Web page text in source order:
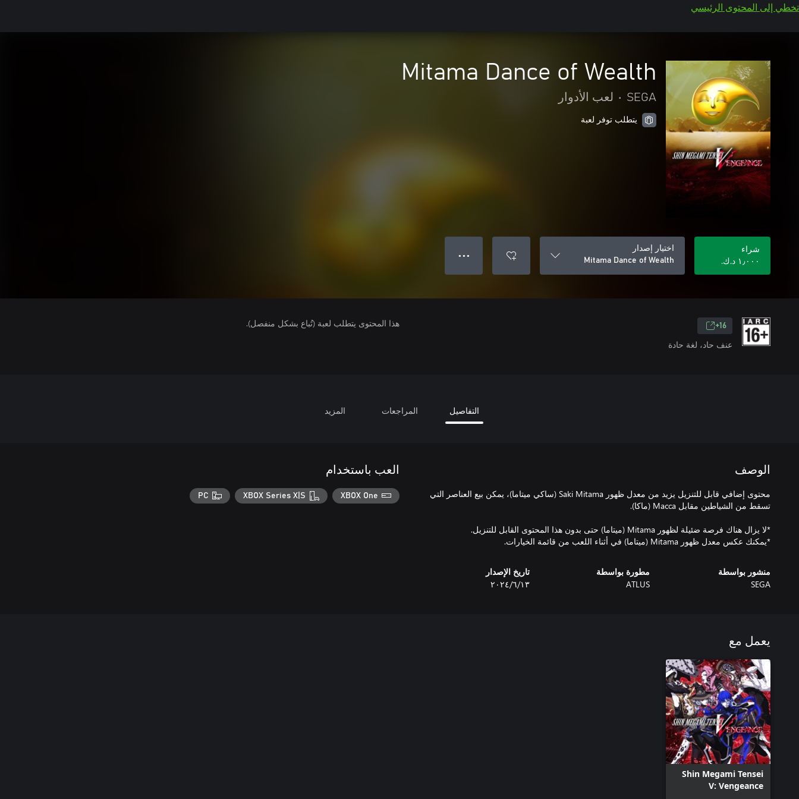
تخطي إلى المحتوى الرئيسي
Mitama Dance of Wealth
SEGA
• لعب الأدوار
يتطلب توفر لعبة
شراء
١٫٠٠٠ د.ك.‏
اختيار إصدار
Mitama Dance of Wealth
● ● ●
16+
عنف حاد، لغة حادة
هذا المحتوى يتطلب لعبة (تُباع بشكل منفصل).
التفاصيل المراجعات المزيد
الوصف
محتوى إضافي قابل للتنزيل يزيد من معدل ظهور Saki Mitama (ساكي ميتاما)، يمكن بيع العناصر التي
*يمكنك عكس معدل ظهور Mitama (ميتاما) في أثناء اللعب من قائمة الخيارات.
منشور بواسطة
SEGA
مطورة بواسطة
ATLUS
تاريخ الإصدار
١٣‏/٦‏/٢٠٢٤
العب باستخدام
XBOX One
XBOX Series X|S
PC
يعمل مع
Shin Megami Tensei
V: Vengeance